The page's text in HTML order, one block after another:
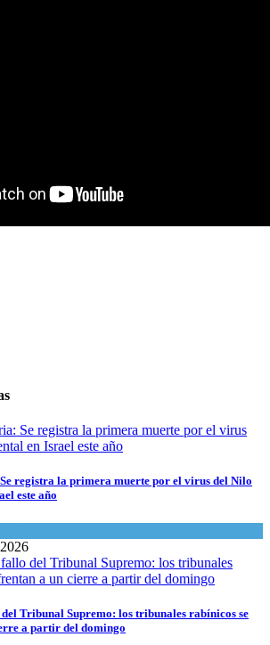
registra la primera muerte por el virus del Nilo
este año
Tribunal Supremo: los tribunales rabínicos se
a partir del domingo